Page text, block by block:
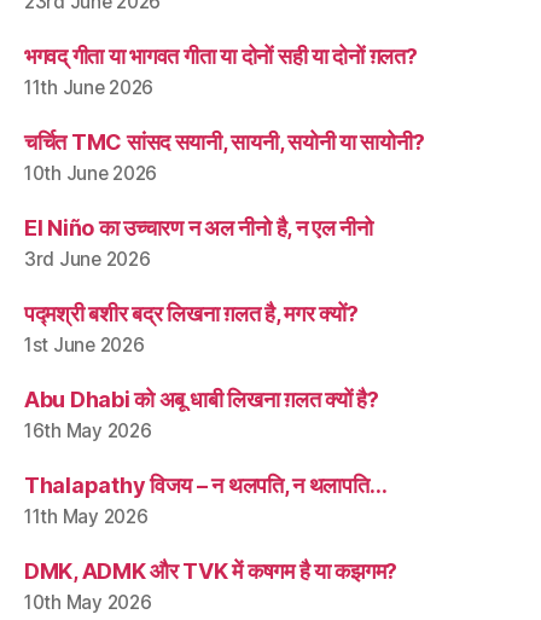
भगवद् गीता या भागवत गीता या दोनों सही या दोनों ग़लत?
11th June 2026
चर्चित TMC सांसद सयानी, सायनी, सयोनी या सायोनी?
10th June 2026
El Niño का उच्चारण न अल नीनो है, न एल नीनो
3rd June 2026
पद्मश्री बशीर बद्र लिखना ग़लत है, मगर क्यों?
1st June 2026
Abu Dhabi को अबू धाबी लिखना ग़लत क्यों है?
16th May 2026
Thalapathy विजय – न थलपति, न थलापति…
11th May 2026
DMK, ADMK और TVK में कषगम है या कझगम?
10th May 2026